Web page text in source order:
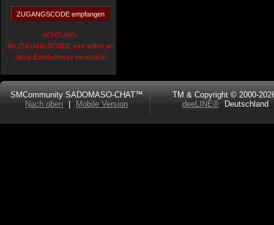
ACHTUNG:
Ihr ZUGANGSCODE wird sofort an
diese Emailadresse verschickt
SMCommunity SADOMASO-CHAT™
Nach oben
Mobile Version
TM & Copyright © 2000-
deeLINE®
Deutschland